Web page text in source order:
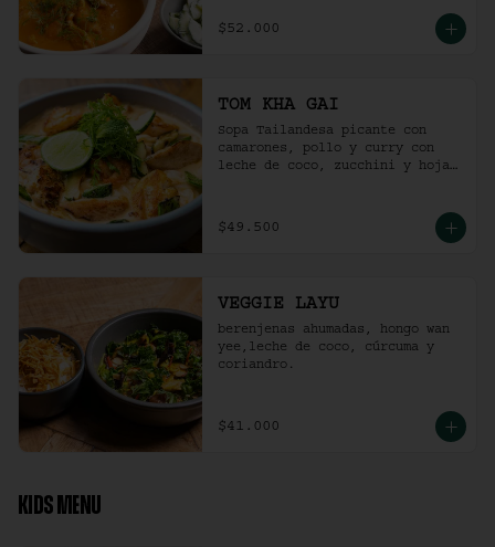
$52.000
TOM KHA GAI
Sopa Tailandesa picante con
camarones, pollo y curry con
leche de coco, zucchini y hojas
$49.500
VEGGIE LAYU
berenjenas ahumadas, hongo wan
yee,leche de coco, cúrcuma y
coriandro.
$41.000
KIDS MENU